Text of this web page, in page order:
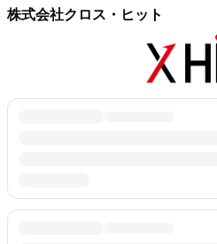
株式会社クロス・ヒット